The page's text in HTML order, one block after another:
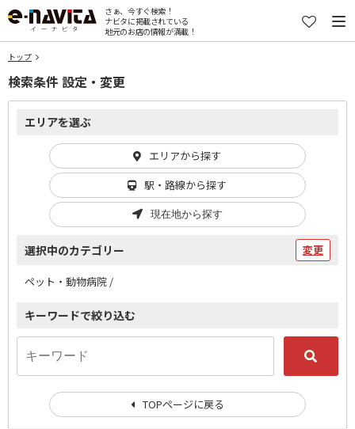
さぁ、今すぐ検索！
ナビタに掲載されている
地元のお店の情報が満載！
トップ
検索条件 設定・変更
エリアを選ぶ
エリアから探す
駅・路線から探す
現在地から探す
選択中のカテゴリー 変更
ペット・動物病院 /
キーワードで絞り込む
TOPページに戻る